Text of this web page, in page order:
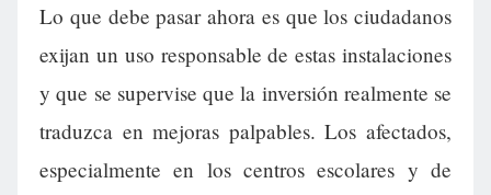
Lo que debe pasar ahora es que los ciudadanos
exijan un uso responsable de estas instalaciones
y que se supervise que la inversión realmente se
traduzca en mejoras palpables. Los afectados,
especialmente en los centros escolares y de